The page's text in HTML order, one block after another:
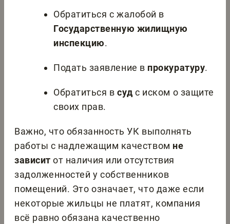
Обратиться с жалобой в
Государственную жилищную
инспекцию.
Подать заявление в прокуратуру.
Обратиться всуд с иском о защите
своих прав.
Важно, что обязанность УК выполнять
работы с надлежащим качеством не
зависит от наличия или отсутствия
задолженностей у собственников
помещений. Это означает, что даже если
некоторые жильцы не платят, компания
всё равно обязана качественно